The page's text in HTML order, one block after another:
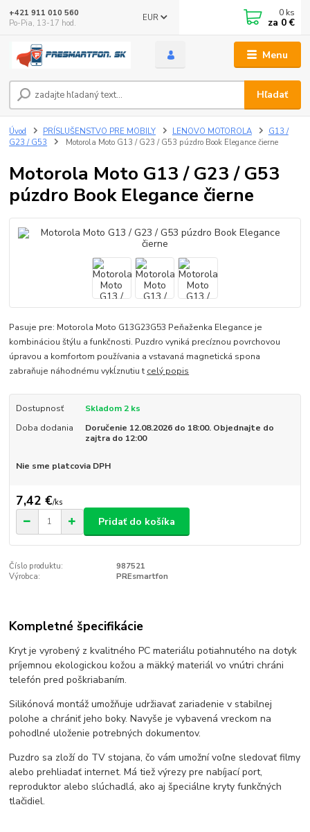
Menu
EUR
Hľadať
+421 911 010 560
Po-Pia, 13-17 hod.
0 ks
za 0 €
Úvod PRÍSLUŠENSTVO PRE MOBILY LENOVO MOTOROLA
G13 /
G23 / G53
Motorola Moto G13 / G23 / G53 púzdro Book Elegance čierne
Motorola Moto G13 / G23 / G53
púzdro Book Elegance čierne
Pasuje pre: Motorola Moto G13G23G53 Peňaženka Elegance je
kombináciou štýlu a funkčnosti. Puzdro vyniká precíznou povrchovou
úpravou a komfortom používania a vstavaná magnetická spona
zabraňuje náhodnému vykĺznutiu t celý popis
Dostupnosť
Skladom 2 ks
Doba dodania
Doručenie 12.08.2026 do 18:00. Objednajte do
zajtra do 12:00
Nie sme platcovia DPH
7,42 €/ks
Pridať do košíka
Číslo produktu:
987521
Výrobca:
PREsmartfon
Kompletné špecifikácie
Kryt je vyrobený z kvalitného PC materiálu potiahnutého na dotyk
príjemnou ekologickou kožou a mäkký materiál vo vnútri chráni
telefón pred poškriabaním.
Silikónová montáž umožňuje udržiavať zariadenie v stabilnej
polohe a chrániť jeho boky. Navyše je vybavená vreckom na
pohodlné uloženie potrebných dokumentov.
Puzdro sa zloží do TV stojana, čo vám umožní voľne sledovať filmy
alebo prehliadať internet. Má tiež výrezy pre nabíjací port,
reproduktor alebo slúchadlá, ako aj špeciálne kryty funkčných
tlačidiel.